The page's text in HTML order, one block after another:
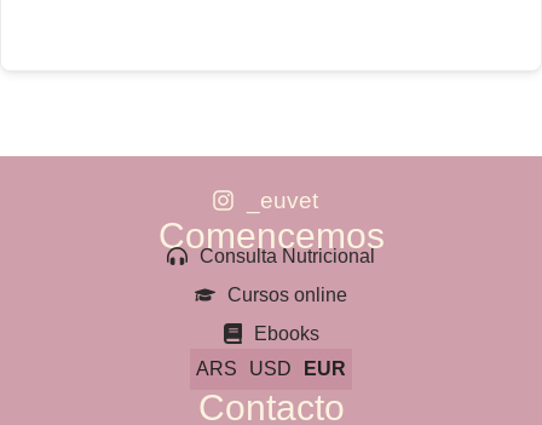
_euvet
Comencemos
Consulta Nutricional
Cursos online
Ebooks
ARS
USD EUR
Contacto